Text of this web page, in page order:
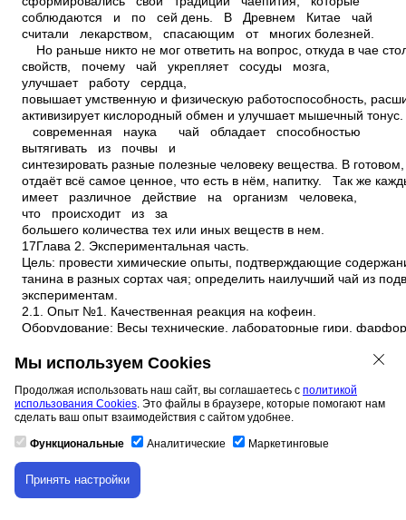
Скачивание материала доступно только для
авторизованных пользователей.
Мы используем Cookies
Продолжая использовать наш сайт, вы соглашаетесь с политикой
использования Cookies. Это файлы в браузере, которые помогают нам
сделать ваш опыт взаимодействия с сайтом удобнее.
Функциональные Аналитические Маркетинговые
Принять настройки